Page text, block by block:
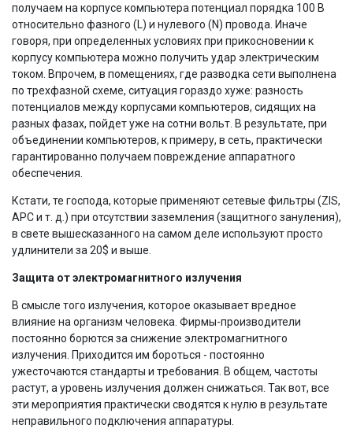
получаем на корпусе компьютера потенциал порядка 100 В
относительно фазного (L) и нулевого (N) провода. Иначе
говоря, при определенных условиях при прикосновении к
корпусу компьютера можно получить удар электрическим
током. Впрочем, в помещениях, где разводка сети выполнена
по трехфазной схеме, ситуация гораздо хуже: разность
потенциалов между корпусами компьютеров, сидящих на
разных фазах, пойдет уже на сотни вольт. В результате, при
объединении компьютеров, к примеру, в сеть, практически
гарантированно получаем повреждение аппаратного
обеспечения.
Кстати, те господа, которые применяют сетевые фильтры (ZIS,
APC и т. д.) при отсутствии заземления (защитного зануления),
в свете вышесказанного на самом деле используют просто
удлинители за 20$ и выше.
Защита от электромагнитного излучения
В смысле того излучения, которое оказывает вредное
влияние на организм человека. Фирмы-производители
постоянно борются за снижение электромагнитного
излучения. Приходится им бороться - постоянно
ужесточаются стандарты и требования. В общем, частоты
растут, а уровень излучения должен снижаться. Так вот, все
эти мероприятия практически сводятся к нулю в результате
неправильного подключения аппаратуры.